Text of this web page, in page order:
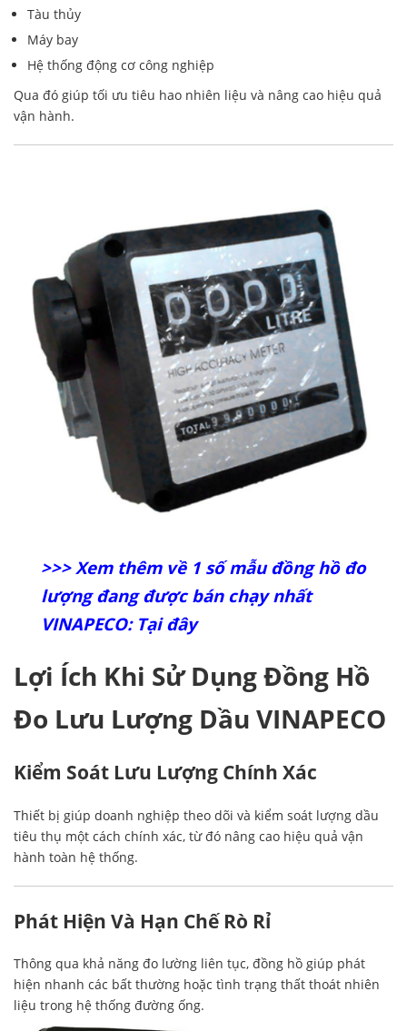
Tàu thủy
Máy bay
Hệ thống động cơ công nghiệp
Qua đó giúp tối ưu tiêu hao nhiên liệu và nâng cao hiệu quả
vận hành.
>>> Xem thêm về 1 số mẫu đồng hồ đo
lượng đang được bán chạy nhất
VINAPECO: Tại đây
Lợi Ích Khi Sử Dụng Đồng Hồ
Đo Lưu Lượng Dầu VINAPECO
Kiểm Soát Lưu Lượng Chính Xác
Thiết bị giúp doanh nghiệp theo dõi và kiểm soát lượng dầu
tiêu thụ một cách chính xác, từ đó nâng cao hiệu quả vận
hành toàn hệ thống.
Phát Hiện Và Hạn Chế Rò Rỉ
Thông qua khả năng đo lường liên tục, đồng hồ giúp phát
hiện nhanh các bất thường hoặc tình trạng thất thoát nhiên
liệu trong hệ thống đường ống.